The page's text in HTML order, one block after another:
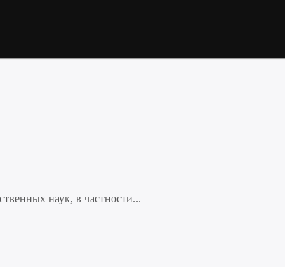
наук, в частности...